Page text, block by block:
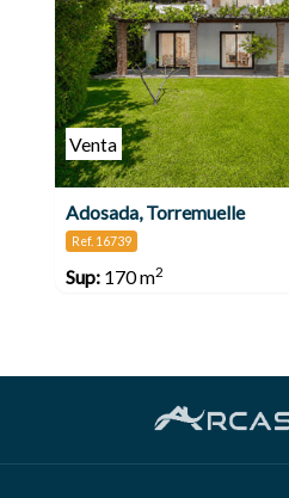
Venta
Adosada, Torremuelle
Ref. 16739
Sup:170 m2